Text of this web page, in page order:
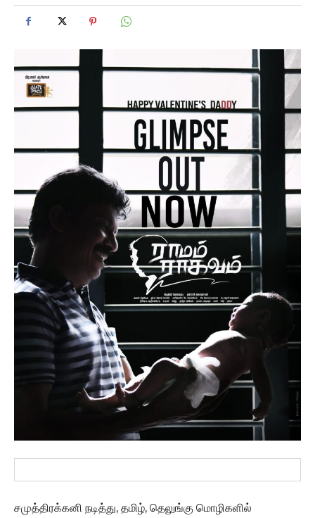
சமுத்திரக்கனி நடித்து, தமிழ், தெலுங்கு மொழிகளில்